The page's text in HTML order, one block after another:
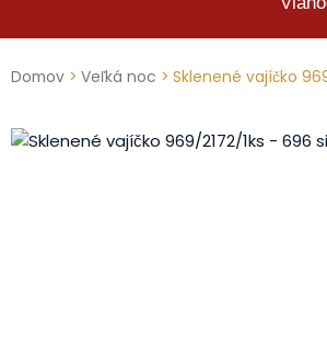
Domov > Veľká noc > Sklenené vajíčko